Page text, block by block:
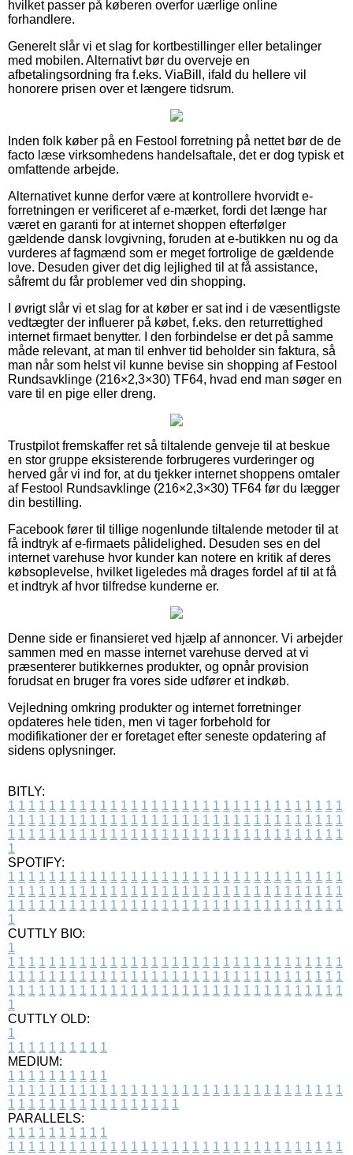
hvilket passer på køberen overfor uærlige online
forhandlere.
Generelt slår vi et slag for kortbestillinger eller betalinger
med mobilen. Alternativt bør du overveje en
afbetalingsordning fra f.eks. ViaBill, ifald du hellere vil
honorere prisen over et længere tidsrum.
Inden folk køber på en Festool forretning på nettet bør de de
facto læse virksomhedens handelsaftale, det er dog typisk et
omfattende arbejde.
Alternativet kunne derfor være at kontrollere hvorvidt e-
forretningen er verificeret af e-mærket, fordi det længe har
været en garanti for at internet shoppen efterfølger
gældende dansk lovgivning, foruden at e-butikken nu og da
vurderes af fagmænd som er meget fortrolige de gældende
love. Desuden giver det dig lejlighed til at få assistance,
såfremt du får problemer ved din shopping.
I øvrigt slår vi et slag for at køber er sat ind i de væsentligste
vedtægter der influerer på købet, f.eks. den returrettighed
internet firmaet benytter. I den forbindelse er det på samme
måde relevant, at man til enhver tid beholder sin faktura, så
man når som helst vil kunne bevise sin shopping af Festool
Rundsavklinge (216×2,3×30) TF64, hvad end man søger en
vare til en pige eller dreng.
Trustpilot fremskaffer ret så tiltalende genveje til at beskue
en stor gruppe eksisterende forbrugeres vurderinger og
herved går vi ind for, at du tjekker internet shoppens omtaler
af Festool Rundsavklinge (216×2,3×30) TF64 før du lægger
din bestilling.
Facebook fører til tillige nogenlunde tiltalende metoder til at
få indtryk af e-firmaets pålidelighed. Desuden ses en del
internet varehuse hvor kunder kan notere en kritik af deres
købsoplevelse, hvilket ligeledes må drages fordel af til at få
et indtryk af hvor tilfredse kunderne er.
Denne side er finansieret ved hjælp af annoncer. Vi arbejder
sammen med en masse internet varehuse derved at vi
præsenterer butikkernes produkter, og opnår provision
forudsat en bruger fra vores side udfører et indkøb.
Vejledning omkring produkter og internet forretninger
opdateres hele tiden, men vi tager forbehold for
modifikationer der er foretaget efter seneste opdatering af
sidens oplysninger.
BITLY:
1 1 1 1 1 1 1 1 1 1 1 1 1 1 1 1 1 1 1 1 1 1 1 1 1 1 1 1 1 1 1 1 1
1 1 1 1 1 1 1 1 1 1 1 1 1 1 1 1 1 1 1 1 1 1 1 1 1 1 1 1 1 1 1 1 1
1 1 1 1 1 1 1 1 1 1 1 1 1 1 1 1 1 1 1 1 1 1 1 1 1 1 1 1 1 1 1 1 1
1
SPOTIFY:
1 1 1 1 1 1 1 1 1 1 1 1 1 1 1 1 1 1 1 1 1 1 1 1 1 1 1 1 1 1 1 1 1
1 1 1 1 1 1 1 1 1 1 1 1 1 1 1 1 1 1 1 1 1 1 1 1 1 1 1 1 1 1 1 1 1
1 1 1 1 1 1 1 1 1 1 1 1 1 1 1 1 1 1 1 1 1 1 1 1 1 1 1 1 1 1 1 1 1
1
CUTTLY BIO:
1
1 1 1 1 1 1 1 1 1 1 1 1 1 1 1 1 1 1 1 1 1 1 1 1 1 1 1 1 1 1 1 1 1
1 1 1 1 1 1 1 1 1 1 1 1 1 1 1 1 1 1 1 1 1 1 1 1 1 1 1 1 1 1 1 1 1
1 1 1 1 1 1 1 1 1 1 1 1 1 1 1 1 1 1 1 1 1 1 1 1 1 1 1 1 1 1 1 1 1
1
CUTTLY OLD:
1
1 1 1 1 1 1 1 1 1 1
MEDIUM:
1 1 1 1 1 1 1 1 1 1
1 1 1 1 1 1 1 1 1 1 1 1 1 1 1 1 1 1 1 1 1 1 1 1 1 1 1 1 1 1 1 1 1
1 1 1 1 1 1 1 1 1 1 1 1 1 1 1 1 1
PARALLELS:
1 1 1 1 1 1 1 1 1 1
1 1 1 1 1 1 1 1 1 1 1 1 1 1 1 1 1 1 1 1 1 1 1 1 1 1 1 1 1 1 1 1 1